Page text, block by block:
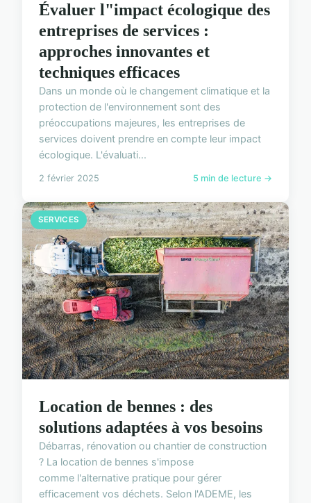
Évaluer l"impact écologique des
entreprises de services :
approches innovantes et
techniques efficaces
Dans un monde où le changement climatique et la
protection de l'environnement sont des
préoccupations majeures, les entreprises de
services doivent prendre en compte leur impact
écologique. L'évaluati...
2 février 2025 5 min de lecture →
SERVICES
Location de bennes : des
solutions adaptées à vos besoins
Débarras, rénovation ou chantier de construction
? La location de bennes s'impose
comme l'alternative pratique pour gérer
efficacement vos déchets. Selon l'ADEME, les